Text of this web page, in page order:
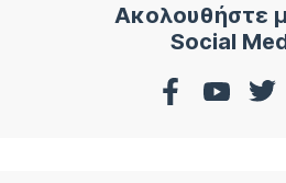
Ακολουθήστε
Social